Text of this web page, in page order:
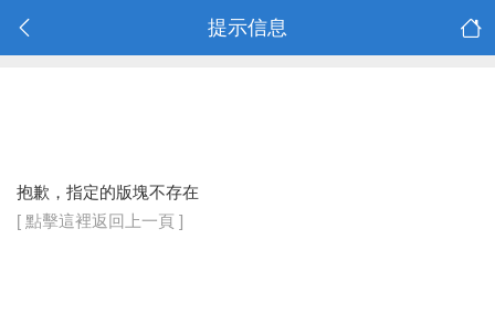
提示信息
抱歉，指定的版塊不存在
[ 點擊這裡返回上一頁 ]